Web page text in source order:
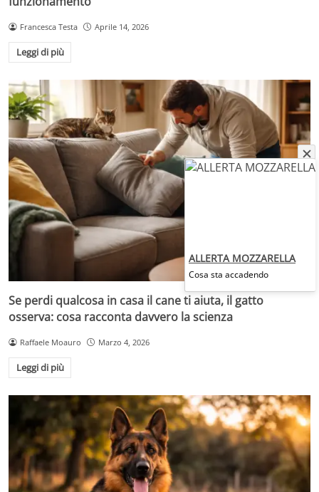
Francesca Testa Aprile 14, 2026
Leggi di più
Se perdi qualcosa in casa il cane ti aiuta, il gatto
osserva: cosa racconta davvero la scienza
Raffaele Moauro Marzo 4, 2026
Leggi di più
ALLERTA MOZZARELLA
Cosa sta accadendo